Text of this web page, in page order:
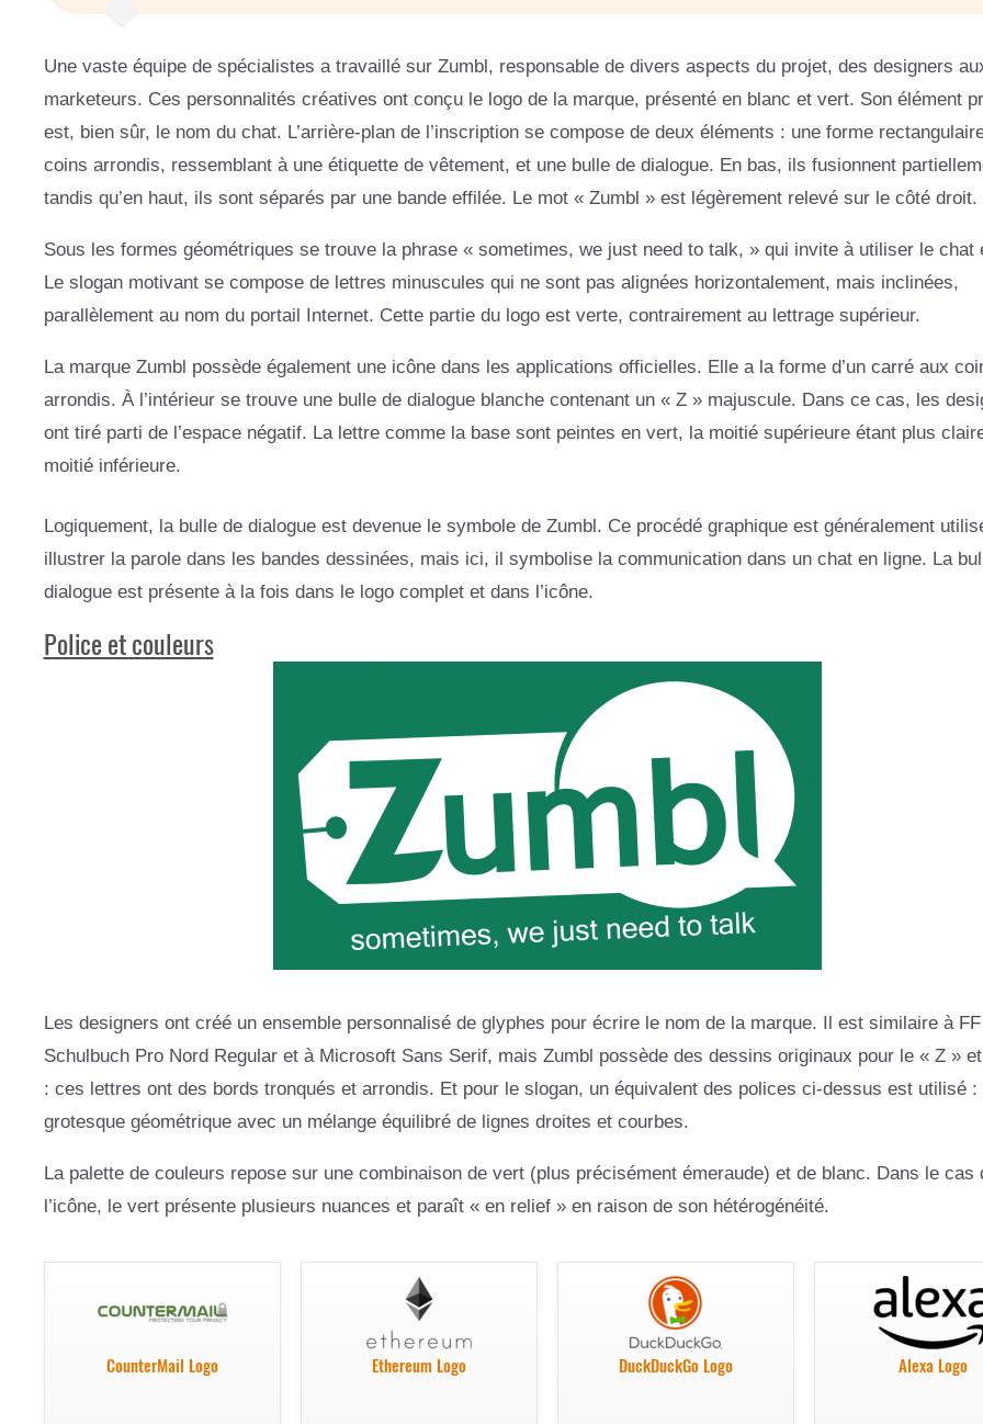
Une vaste équipe de spécialistes a travaillé sur Zumbl, responsable de divers aspects du projet, des designers
marketeurs. Ces personnalités créatives ont conçu le logo de la marque, présenté en blanc et vert. Son élément
est, bien sûr, le nom du chat. L’arrière-plan de l’inscription se compose de deux éléments : une forme
coins arrondis, ressemblant à une étiquette de vêtement, et une bulle de dialogue. En bas, ils fusionnent
tandis qu’en haut, ils sont séparés par une bande effilée. Le mot « Zumbl » est légèrement relevé sur le côté droit.
Sous les formes géométriques se trouve la phrase « sometimes, we just need to talk, » qui invite à utiliser le chat
Le slogan motivant se compose de lettres minuscules qui ne sont pas alignées horizontalement, mais inclinées,
parallèlement au nom du portail Internet. Cette partie du logo est verte, contrairement au lettrage supérieur.
La marque Zumbl possède également une icône dans les applications officielles. Elle a la forme d’un carré aux
arrondis. À l’intérieur se trouve une bulle de dialogue blanche contenant un « Z » majuscule. Dans ce cas, les
ont tiré parti de l’espace négatif. La lettre comme la base sont peintes en vert, la moitié supérieure étant plus
moitié inférieure.
Logiquement, la bulle de dialogue est devenue le symbole de Zumbl. Ce procédé graphique est généralement
illustrer la parole dans les bandes dessinées, mais ici, il symbolise la communication dans un chat en ligne. La
dialogue est présente à la fois dans le logo complet et dans l’icône.
Police et couleurs
Les designers ont créé un ensemble personnalisé de glyphes pour écrire le nom de la marque. Il est similaire à FF
Schulbuch Pro Nord Regular et à Microsoft Sans Serif, mais Zumbl possède des dessins originaux pour le « Z »
: ces lettres ont des bords tronqués et arrondis. Et pour le slogan, un équivalent des polices ci-dessus est utilisé :
grotesque géométrique avec un mélange équilibré de lignes droites et courbes.
La palette de couleurs repose sur une combinaison de vert (plus précisément émeraude) et de blanc. Dans le cas
l’icône, le vert présente plusieurs nuances et paraît « en relief » en raison de son hétérogénéité.
CounterMail Logo Ethereum Logo DuckDuckGo Logo Alexa Logo